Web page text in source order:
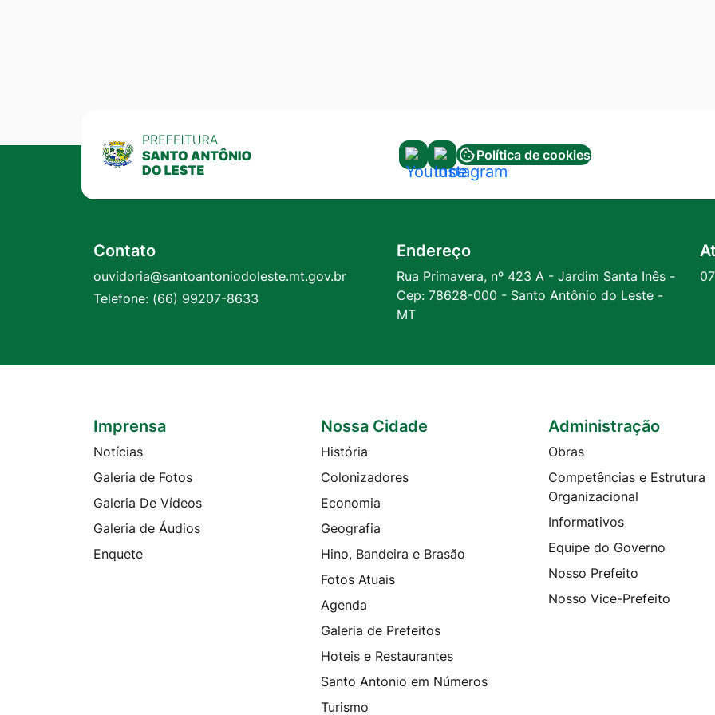
Acessar
a
Rede
Youtube
Acessar
a
Rede
Instagram
Política de cookies
Contato
ouvidoria@santoantoniodoleste.mt.gov.br
Telefone: (66) 99207-8633
Endereço
Rua Primavera, nº 423 A - Jardim Santa Inês -
Cep: 78628-000 - Santo Antônio do Leste -
MT
Seção do Rodapé e Contato
Imprensa
Notícias
Galeria de Fotos
Galeria De Vídeos
Galeria de Áudios
Enquete
Nossa Cidade
História
Colonizadores
Economia
Geografia
Hino, Bandeira e Brasão
Fotos Atuais
Agenda
Galeria de Prefeitos
Hoteis e Restaurantes
Santo Antonio em Números
Turismo
Administração
Obras
Competências e Estrutura
Organizacional
Informativos
Equipe do Governo
Nosso Prefeito
Nosso Vice-Prefeito